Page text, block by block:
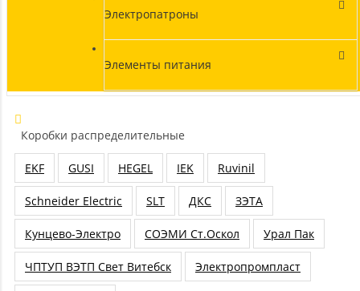
Электропатроны
Элементы питания
Коробки распределительные
EKF GUSI HEGEL IEK Ruvinil
Schneider Electric SLT ДКС ЗЭТА
Кунцево-Электро СОЭМИ Ст.Оскол Урал Пак
ЧПТУП ВЭТП Свет Витебск Электропромпласт